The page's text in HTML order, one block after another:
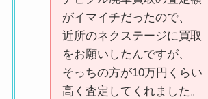
がイマイチだったので、
近所のネクステージに買取
をお願いしたんですが、
そっちの方が10万円くらい
高く査定してくれました。